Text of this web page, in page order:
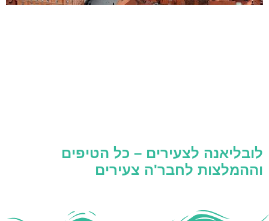
לובליאנה לצעירים – כל הטיפים
וההמלצות לחבר'ה צעירים